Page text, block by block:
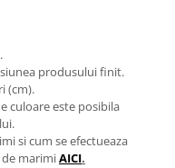
produsului finit.
(cm).
culoare este posibila
si cum se efectueaza
marimiAICI.